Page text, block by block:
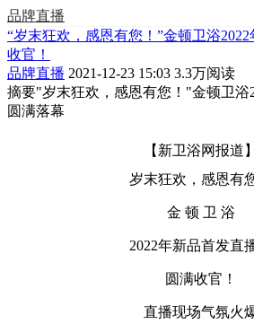
品牌直播
“岁末狂欢，感恩有您！”金顿卫浴
收官！
品牌直播 2021-12-23 15:03 3.3万阅读
摘要"岁末狂欢，感恩有您！"金顿卫浴
圆满落幕
【新卫浴网报道】
岁末狂欢，感恩有
金 顿 卫 浴
2022年新品首发直
圆满收官！
直播现场气氛火